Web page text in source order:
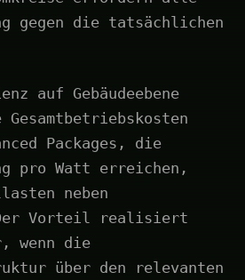
gegen die tatsächlichen
auf Gebäudeebene
Packages, die
pro Watt erreichen,
neben
Der Vorteil realisiert
wenn die
über den relevanten